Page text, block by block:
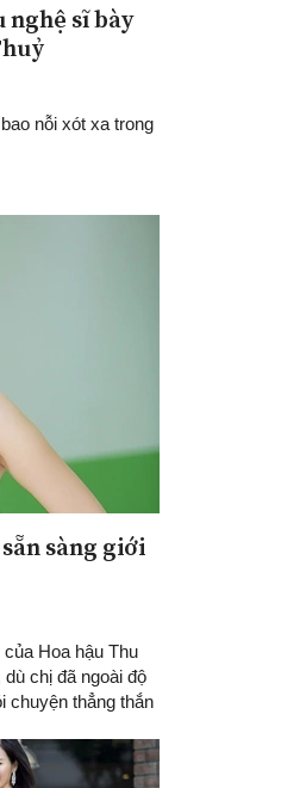
sĩ bày
nỗi xót xa trong
sàng giới
Hoa hậu Thu
chị đã ngoài độ
chuyện thẳng thắn